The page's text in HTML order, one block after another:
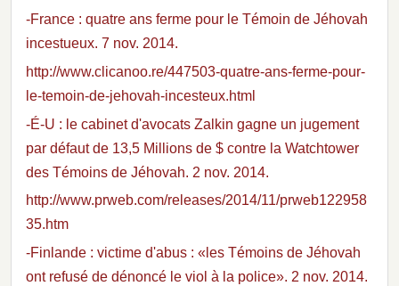
-France : quatre ans ferme pour le Témoin de Jéhovah
incestueux. 7 nov. 2014.
http://www.clicanoo.re/447503-quatre-ans-ferme-pour-
le-temoin-de-jehovah-incesteux.html
-É-U : le cabinet d'avocats Zalkin gagne un jugement
par défaut de 13,5 Millions de $ contre la Watchtower
des Témoins de Jéhovah. 2 nov. 2014.
http://www.prweb.com/releases/2014/11/prweb122958
35.htm
-Finlande : victime d'abus : «les Témoins de Jéhovah
ont refusé de dénoncé le viol à la police». 2 nov. 2014.